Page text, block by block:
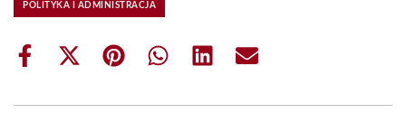
POLITYKA I ADMINISTRACJA
Share
Share
(Twitter)
Share Share Share Share